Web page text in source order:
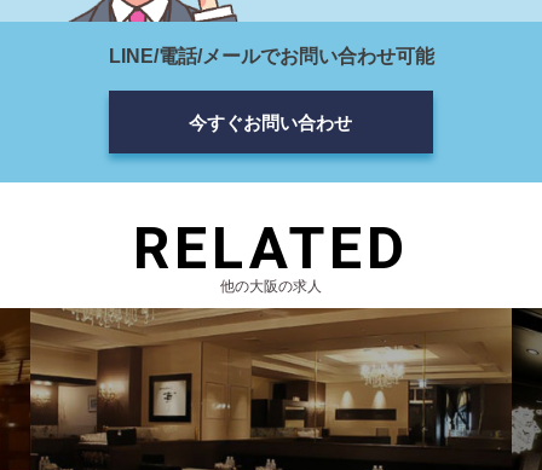
LINE/電話/メールでお問い合わせ可能
今すぐお問い合わせ
RELATED
他の大阪の求人